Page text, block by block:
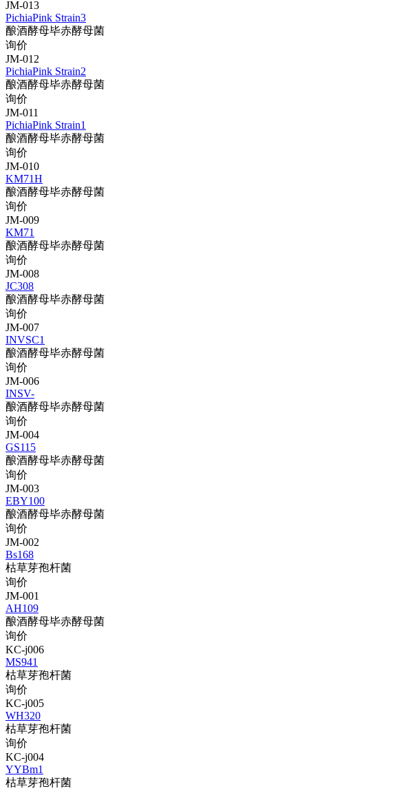
JM-013
PichiaPink Strain3
酿酒酵母毕赤酵母菌
询价
JM-012
PichiaPink Strain2
酿酒酵母毕赤酵母菌
询价
JM-011
PichiaPink Strain1
酿酒酵母毕赤酵母菌
询价
JM-010
KM71H
酿酒酵母毕赤酵母菌
询价
JM-009
KM71
酿酒酵母毕赤酵母菌
询价
JM-008
JC308
酿酒酵母毕赤酵母菌
询价
JM-007
INVSC1
酿酒酵母毕赤酵母菌
询价
JM-006
INSV-
酿酒酵母毕赤酵母菌
询价
JM-004
GS115
酿酒酵母毕赤酵母菌
询价
JM-003
EBY100
酿酒酵母毕赤酵母菌
询价
JM-002
Bs168
枯草芽孢杆菌
询价
JM-001
AH109
酿酒酵母毕赤酵母菌
询价
KC-j006
MS941
枯草芽孢杆菌
询价
KC-j005
WH320
枯草芽孢杆菌
询价
KC-j004
YYBm1
枯草芽孢杆菌